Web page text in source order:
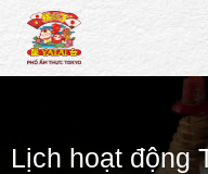
Chuyển
Lịch hoạt động